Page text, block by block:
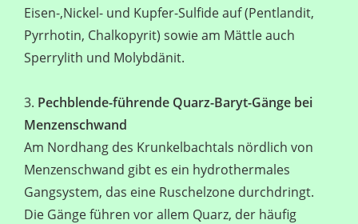
Eisen-,Nickel- und Kupfer-Sulfide auf (Pentlandit,
Pyrrhotin, Chalkopyrit) sowie am Mättle auch
Sperrylith und Molybdänit.
3. Pechblende-führende Quarz-Baryt-Gänge bei
Menzenschwand
Am Nordhang des Krunkelbachtals nördlich von
Menzenschwand gibt es ein hydrothermales
Gangsystem, das eine Ruschelzone durchdringt.
Die Gänge führen vor allem Quarz, der häufig